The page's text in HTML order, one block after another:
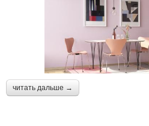
читать дальше →